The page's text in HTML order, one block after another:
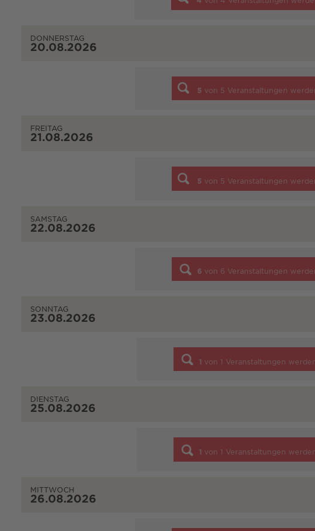
DONNERSTAG
20.08.2026
5 von 5 Veranstaltungen
FREITAG
21.08.2026
5 von 5 Veranstaltungen
SAMSTAG
22.08.2026
6 von 6 Veranstaltungen
SONNTAG
23.08.2026
1 von 1 Veranstaltungen
DIENSTAG
25.08.2026
1 von 1 Veranstaltungen
MITTWOCH
26.08.2026